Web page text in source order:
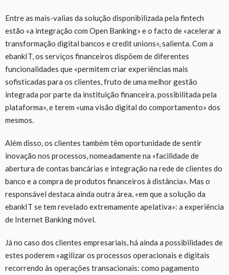
Entre as mais-valias da solução disponibilizada pela fintech
estão «a integração com Open Banking» e o facto de «acelerar a
transformação digital bancos e credit unions», salienta. Com a
ebankIT, os serviços financeiros dispõem de diferentes
funcionalidades que «permitem criar experiências mais
sofisticadas para os clientes, fruto de uma melhor gestão
integrada por parte da instituição financeira, possibilitada pela
plataforma», e terem «uma visão digital do comportamento» dos
mesmos.
Além disso, os clientes também têm oportunidade de sentir
inovação nos processos, nomeadamente na «facilidade de
abertura de contas bancárias e integração na rede de clientes do
banco e a compra de produtos financeiros à distância». Mas o
responsável destaca ainda outra área, «em que a solução da
ebankIT se tem revelado extremamente apelativa»: a experiência
de Internet Banking móvel.
Já no caso dos clientes empresariais, há ainda a possibilidades de
estes poderem «agilizar os processos operacionais e digitais
recorrendo às operações transacionais: como pagamento